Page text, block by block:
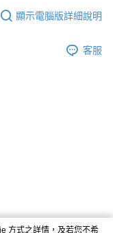
顯示電腦版詳細說明
客服
方式之詳情，及若您不希